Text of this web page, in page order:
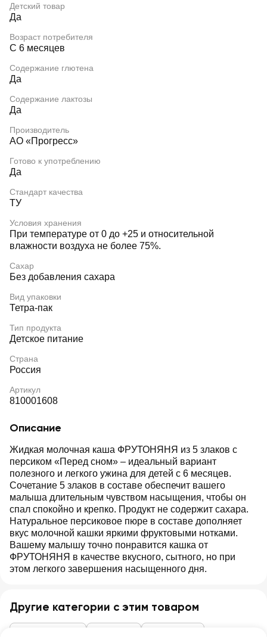
Детский товар
Да
Возраст потребителя
С 6 месяцев
Содержание глютена
Да
Содержание лактозы
Да
Производитель
АО «Прогресс»
Готово к употреблению
Да
Стандарт качества
ТУ
Условия хранения
При температуре от 0 до +25 и относительной
влажности воздуха не более 75%.
Сахар
Без добавления сахара
Вид упаковки
Тетра-пак
Тип продукта
Детское питание
Страна
Россия
Артикул
810001608
Описание
Жидкая молочная каша ФРУТОНЯНЯ из 5 злаков с
персиком «Перед сном» – идеальный вариант
полезного и легкого ужина для детей с 6 месяцев.
Сочетание 5 злаков в составе обеспечит вашего
малыша длительным чувством насыщения, чтобы он
спал спокойно и крепко. Продукт не содержит сахара.
Натуральное персиковое пюре в составе дополняет
вкус молочной кашки яркими фруктовыми нотками.
Вашему малышу точно понравится кашка от
ФРУТОНЯНЯ в качестве вкусного, сытного, но при
этом легкого завершения насыщенного дня.
Другие категории с этим товаром